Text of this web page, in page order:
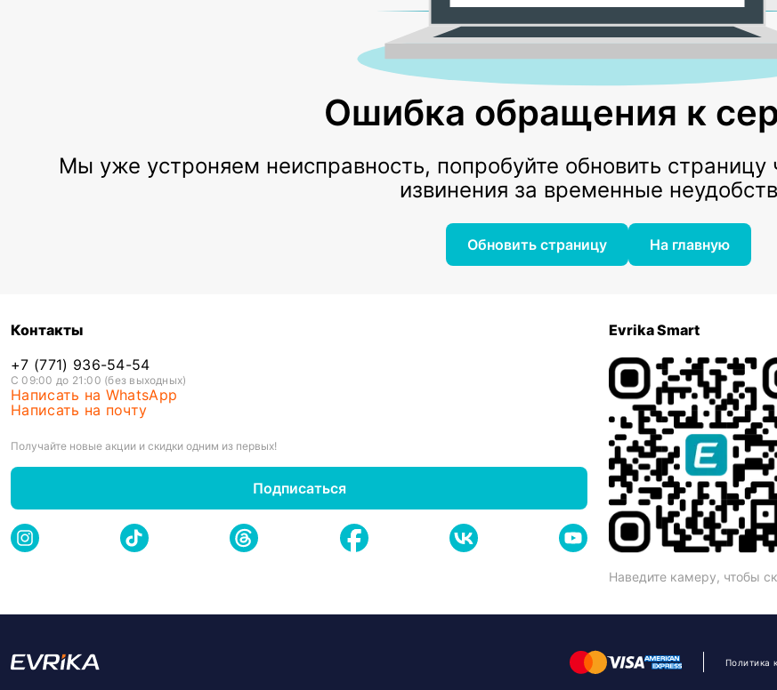
Ошибка обращения к
Мы уже устроняем неисправность, попробуйте обновить
извинения за временные
Обновить страницу На главную
Контакты
+7 (771) 936-54-54
С 09:00 до 21:00 (без выходных)
Написать на WhatsApp
Написать на почту
Получайте новые акции и скидки одним из первых!
Подписаться
Evrika Smart
Наведите камеру, чтобы
Политика